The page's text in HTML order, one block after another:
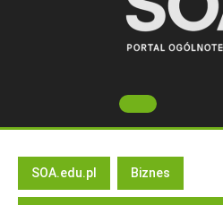
Open
Button
SOA.edu.pl Biznes